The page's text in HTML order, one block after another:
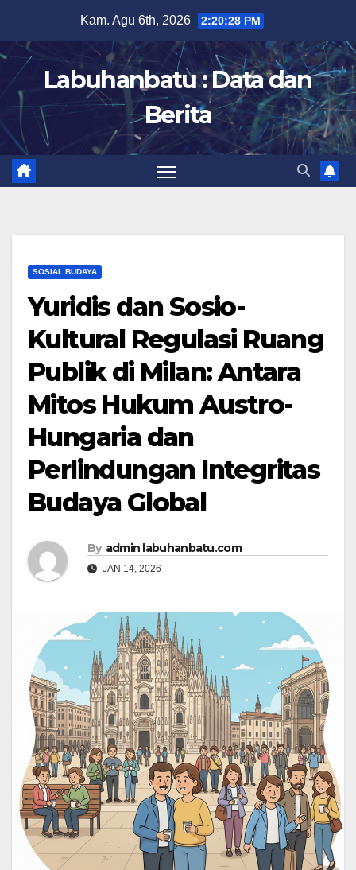
content
Kam. Agu 6th, 2026 2:20:30 PM
Labuhanbatu : Data dan
Berita
SOSIAL BUDAYA
Yuridis dan Sosio-
Kultural Regulasi Ruang
Publik di Milan: Antara
Mitos Hukum Austro-
Hungaria dan
Perlindungan Integritas
Budaya Global
By admin labuhanbatu.com
JAN 14, 2026